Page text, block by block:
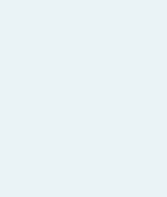
machines